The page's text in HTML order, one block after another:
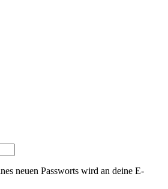
neuen Passworts wird an deine E-